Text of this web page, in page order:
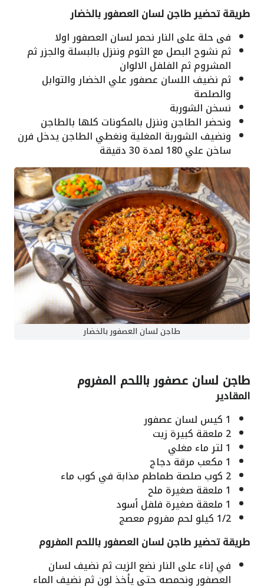
طريقة تحضير طاجن لسان العصفور بالخضار
فى حلة على النار نحمر لسان العصفور اولا
ثم نشوح البصل مع الثوم وننزل بالبسلة والجزر ثم
المشروم ثم الفلفل الالوان
ثم نضيف اللسان عصفور علي الخضار والتوابل
والصلصة
نسخن الشوربة
ونحضر الطاجن وننزل بالمكونات كلها بالطاجن
ونضيف الشوربة المغلية ونغطي الطاجن يدخل فرن
ساخن علي 180 لمدة 30 دقيقة
طاجن لسان العصفور بالخضار
طاجن لسان عصفور باللحم المفروم
المقادير
1 كيس لسان عصفور
2 ملعقة كبيرة زيت
1 لترماء مغلي
1 مكعب مرقةدجاج
2 كوب صلصة طماطم مذابة في كوب ماء
1 ملعقة صغيرة ملح
1 ملعقة صغيرة فلفل أسود
1/2 كيلو لحم مفروم معصج
طريقة تحضير طاجن لسان العصفور باللحم المفروم
في إناء على النار نضع الزيت ثم نضيف لسان
العصفور ونحمصه حتى يأخذ لون ثم نضيف الماء